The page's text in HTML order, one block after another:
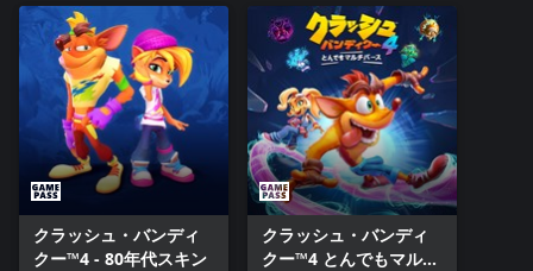
クラッシュ・バンディ
クー™4 - 80年代スキン
クラッシュ・バンディ
クー™4 とんでもマルチ